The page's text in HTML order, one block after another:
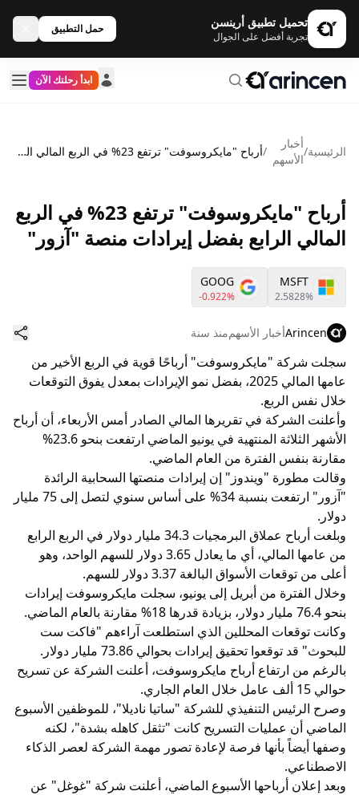
تحميل تطبيق أرينسن
تجربة أفضل على الجوال
حمل التطبيق
ابدأ رحلتك الآن
الرئيسية/
أخبار
الأسهم
/ أرباح "مايكروسوفت" ترتفع 23% في الربع المالي الرابع بفضل إيرادات منصة "آزور"
أرباح "مايكروسوفت" ترتفع 23% في الربع
المالي الرابع بفضل إيرادات منصة "آزور"
MSFT
2.5828%
GOOG
-0.922%
Arincenأخبار الأسهممنذ سنة
سجلت شركة "مايكروسوفت" أرباحًا قوية في الربع الأخير من
عامها المالي 2025، بفضل نمو الإيرادات بمعدل يفوق التوقعات
خلال نفس الربع.
وأعلنت الشركة في تقريرها المالي الصادر أمس الأربعاء، أن أرباح
الأشهر الثلاثة المنتهية في يونيو الماضي ارتفعت بنحو 23.6%
مقارنة بنفس الفترة من العام الماضي.
وقالت مطورة "ويندوز" إن إيرادات منصتها السحابية الرائدة
"آزور" ارتفعت بنسبة 34% على أساس سنوي لتصل إلى 75 مليار
دولار.
وبلغت أرباح عملاق البرمجيات 34.3 مليار دولار في الربع الرابع
من عامها المالي، أي ما يعادل 3.65 دولار للسهم الواحد، وهو
أعلى من توقعات الأسواق البالغة 3.37 دولار للسهم.
وخلال الفترة من أبريل إلى يونيو، سجلت مايكروسوفت إيرادات
بنحو 76.4 مليار دولار، بزيادة قدرها 18% مقارنة بالعام الماضي.
وكانت توقعات المحللين الذي استطلعت آراءهم "فاكت ست
للبحوث" قد توقعوا تحقيق إيرادات بحوالي 73.86 مليار دولار.
بالرغم من ارتفاع أرباح مايكروسوفت، أعلنت الشركة عن تسريح
حوالي 15 ألف عامل خلال العام الجاري.
وصرح الرئيس التنفيذي للشركة "ساتيا ناديلا"، للموظفين الأسبوع
الماضي أن عمليات التسريح كانت "تثقل كاهله بشدة"، لكنه
وصفها أيضاً بأنها فرصة لإعادة تصور مهمة الشركة لعصر الذكاء
الاصطناعي.
وبعد إعلان أرباحها الأسبوع الماضي، أعلنت شركة "غوغل" عن